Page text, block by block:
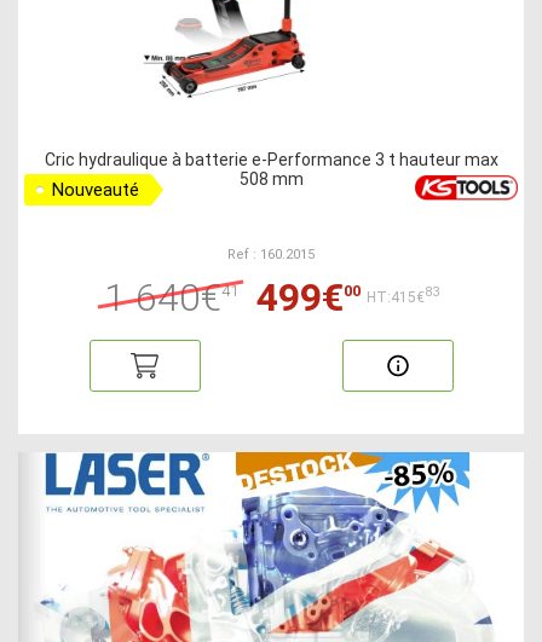
Cric hydraulique à batterie e-Performance 3 t hauteur max
508 mm
Nouveauté
Ref : 160.2015
1 640€41 499€00 HT:415€83